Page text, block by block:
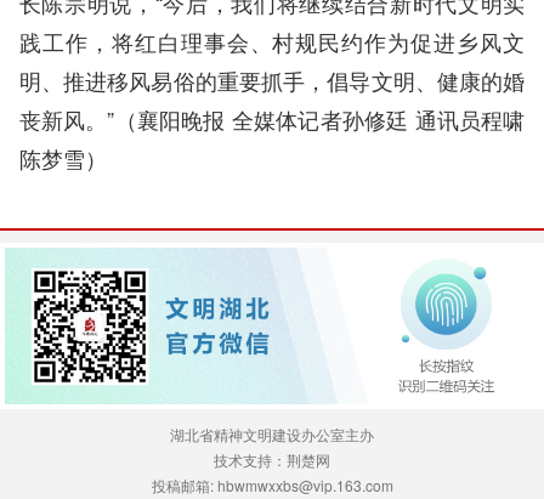
践工作，将红白理事会、村规民约作为促进乡风文
明、推进移风易俗的重要抓手，倡导文明、健康的婚
丧新风。”（襄阳晚报 全媒体记者孙修廷 通讯员程啸
陈梦雪）
湖北省精神文明建设办公室主办
技术支持：荆楚网
投稿邮箱: hbwmwxxbs@vip.163.com